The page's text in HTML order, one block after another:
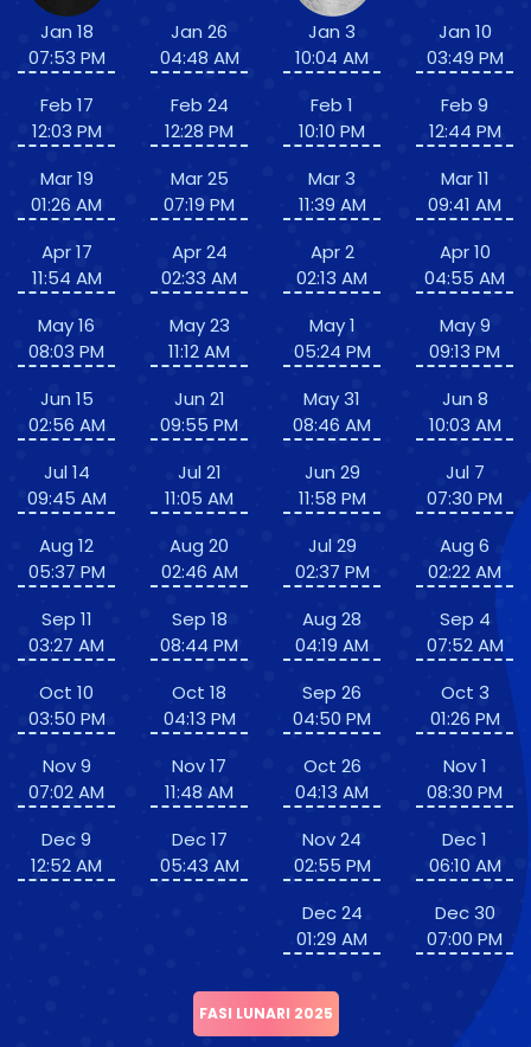
Jan 18
07:53 PM
Feb 17
12:03 PM
Mar 19
01:26 AM
Apr 17
11:54 AM
May 16
08:03 PM
Jun 15
02:56 AM
Jul 14
09:45 AM
Aug 12
05:37 PM
Sep 11
03:27 AM
Oct 10
03:50 PM
Nov 9
07:02 AM
Dec 9
12:52 AM
Jan 26
04:48 AM
Feb 24
12:28 PM
Mar 25
07:19 PM
Apr 24
02:33 AM
May 23
11:12 AM
Jun 21
09:55 PM
Jul 21
11:05 AM
Aug 20
02:46 AM
Sep 18
08:44 PM
Oct 18
04:13 PM
Nov 17
11:48 AM
Dec 17
05:43 AM
Jan 3
10:04 AM
Feb 1
10:10 PM
Mar 3
11:39 AM
Apr 2
02:13 AM
May 1
05:24 PM
May 31
08:46 AM
Jun 29
11:58 PM
Jul 29
02:37 PM
Aug 28
04:19 AM
Sep 26
04:50 PM
Oct 26
04:13 AM
Nov 24
02:55 PM
Dec 24
01:29 AM
Jan 10
03:49 PM
Feb 9
12:44 PM
Mar 11
09:41 AM
Apr 10
04:55 AM
May 9
09:13 PM
Jun 8
10:03 AM
Jul 7
07:30 PM
Aug 6
02:22 AM
Sep 4
07:52 AM
Oct 3
01:26 PM
Nov 1
08:30 PM
Dec 1
06:10 AM
Dec 30
07:00 PM
FASI LUNARI 2025